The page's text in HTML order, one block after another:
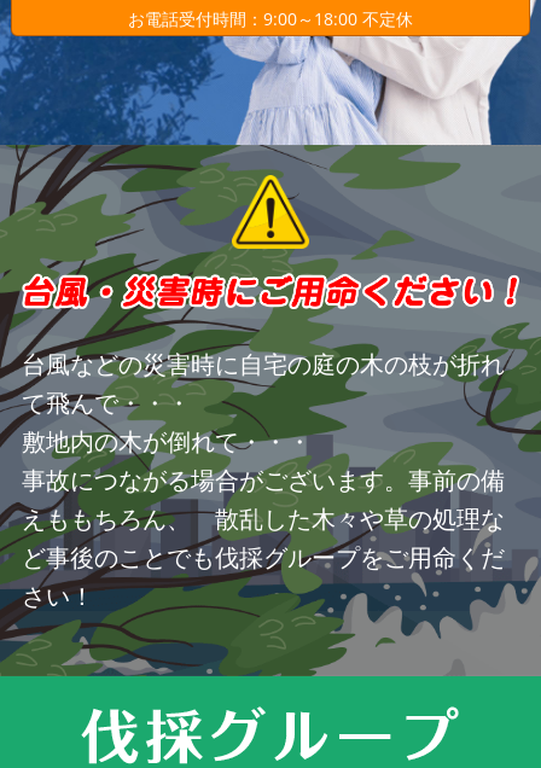
お電話受付時間：9:00～18:00 不定休
台風などの災害時に自宅の庭の木の枝が折れ
て飛んで・・・
敷地内の木が倒れて・・・
事故につながる場合がございます。事前の備
えももちろん、 散乱した木々や草の処理な
ど事後のことでも伐採グループをご用命くだ
さい！